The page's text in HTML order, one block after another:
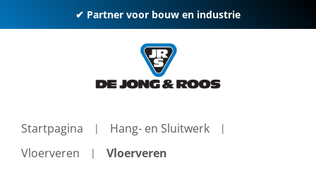
✔ Partner voor bouw en industrie
Startpagina
Hang- en Sluitwerk
Vloerveren
Vloerveren